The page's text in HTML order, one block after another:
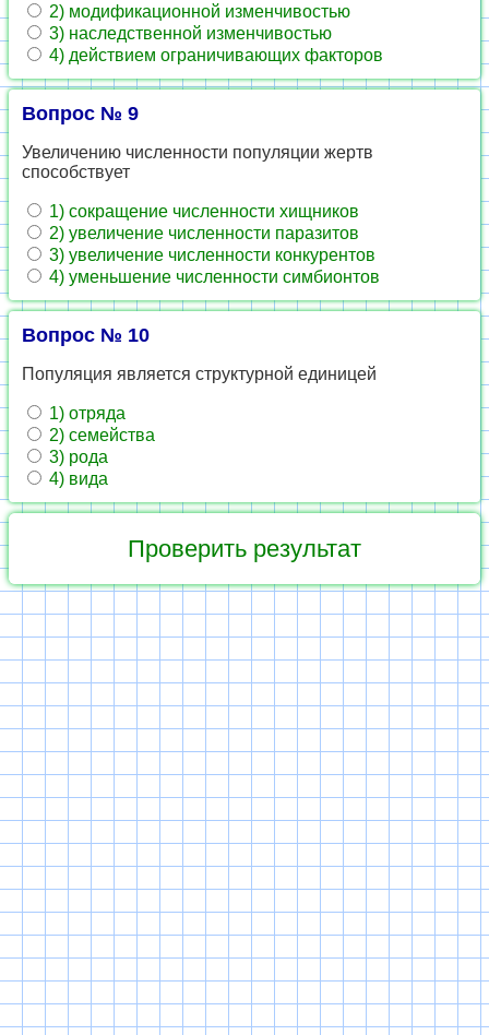
2) модификационной изменчивостью
3) наследственной изменчивостью
4) действием ограничивающих факторов
Вопрос № 9
Увеличению численности популяции жертв
способствует
1) сокращение численности хищников
2) увеличение численности паразитов
3) увеличение численности конкурентов
4) уменьшение численности симбионтов
Вопрос № 10
Популяция является структурной единицей
1) отряда
2) семейства
3) рода
4) вида